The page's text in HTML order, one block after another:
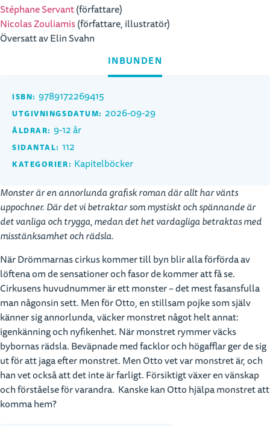
Stéphane Servant(författare)
Nicolas Zouliamis(författare, illustratör)
Översatt av Elin Svahn
INBUNDEN
ISBN: 9789172269415
UTGIVNINGSDATUM: 2026-09-29
ÅLDRAR: 9-12 år
SIDANTAL: 112
KATEGORIER: Kapitelböcker
Monster är en annorlunda grafisk roman där allt har vänts
uppochner. Där det vi betraktar som mystiskt och spännande är
det vanliga och trygga, medan det het vardagliga betraktas med
misstänksamhet och rädsla.
När Drömmarnas cirkus kommer till byn blir alla förförda av
löftena om de sensationer och fasor de kommer att få se.
Cirkusens huvudnummer är ett monster – det mest fasansfulla
man någonsin sett. Men för Otto, en stillsam pojke som själv
känner sig annorlunda, väcker monstret något helt annat:
igenkänning och nyfikenhet. När monstret rymmer väcks
bybornas rädsla. Beväpnade med facklor och högafflar ger de sig
ut för att jaga efter monstret. Men Otto vet var monstret är, och
han vet också att det inte är farligt. Försiktigt växer en vänskap
och förståelse för varandra. Kanske kan Otto hjälpa monstret att
komma hem?